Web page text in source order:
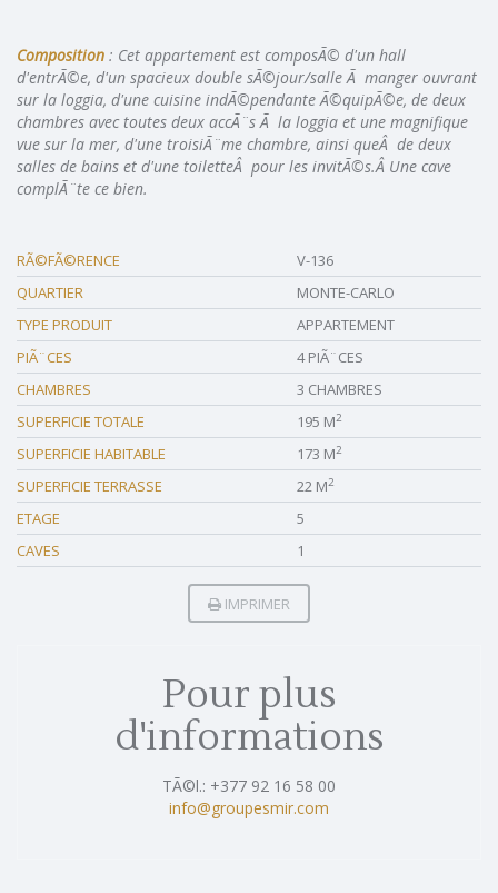
Composition : Cet appartement est composÃ© d'un hall
d'entrÃ©e, d'un spacieux double sÃ©jour/salle Ã manger ouvrant
sur la loggia, d'une cuisine indÃ©pendante Ã©quipÃ©e, de deux
chambres avec toutes deux accÃ¨s Ã la loggia et une magnifique
vue sur la mer, d'une troisiÃ¨me chambre, ainsi queÂ de deux
salles de bains et d'une toiletteÂ pour les invitÃ©s.Â Une cave
complÃ¨te ce bien.
RÃ©FÃ©RENCE
V-136
QUARTIER
MONTE-CARLO
TYPE PRODUIT
APPARTEMENT
PIÃ¨CES
4 PIÃ¨CES
CHAMBRES
3 CHAMBRES
SUPERFICIE TOTALE
195 M2
SUPERFICIE HABITABLE 173 M2
SUPERFICIE TERRASSE 22 M2
ETAGE
5
CAVES
1
IMPRIMER
Pour plus
d'informations
TÃ©l.: +377 92 16 58 00
info@groupesmir.com